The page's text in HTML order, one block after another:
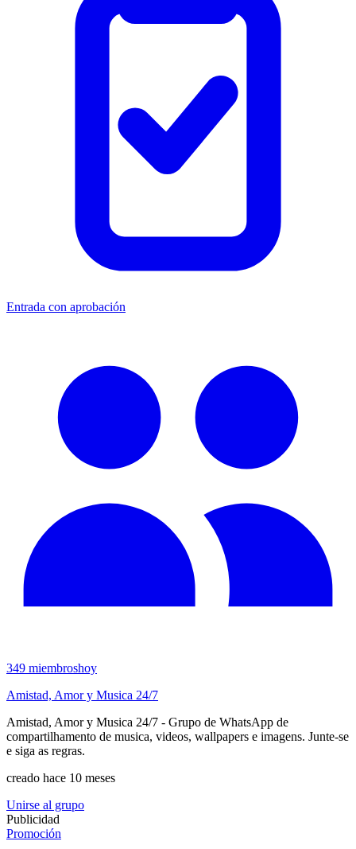
Entrada con aprobación
349 miembroshoy
Amistad, Amor y Musica 24/7
Amistad, Amor y Musica 24/7 - Grupo de WhatsApp de
compartilhamento de musica, videos, wallpapers e imagens. Junte-se
e siga as regras.
creado hace 10 meses
Unirse al grupo
Publicidad
Promoción